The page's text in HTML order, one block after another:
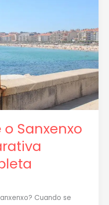
o Sanxenxo
Cuando se